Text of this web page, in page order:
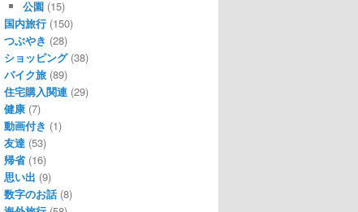
公園(15)
国内旅行 (150)
つぶやき (28)
ショッピング(38)
バイク旅 (89)
住宅購入関連 (29)
健康 (7)
動画付き (1)
友達 (53)
帰省(16)
思い出 (9)
数字のお話 (8)